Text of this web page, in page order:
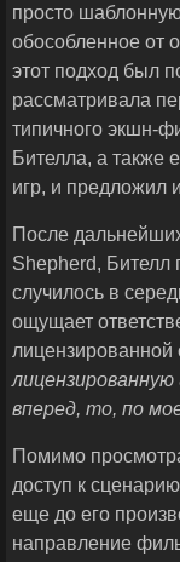
просто шаблонную
обособленное от
этот подход был
рассматривала
типичного экшн-
Бителла, а также
игр, и предложил
После
Shepherd, Бителл
случилось в
ощущает
лицензированной
вперед, то, по
Помимо
доступ к
еще до его
направление